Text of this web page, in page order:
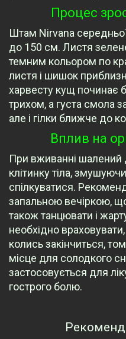
Процес
Штам Nirvana
до 150 см. Листя
темним кольором по
листя і шишок
харвесту кущ починає
трихом, а густа смола
але і гілки ближче до
Вплив на
При вживанні шалений
клітинку тіла,
спілкуватися.
запальною вечіркою,
також танцювати і
необхідно
колись закінчиться,
місце для солодкого
застосовується для
гострого болю.